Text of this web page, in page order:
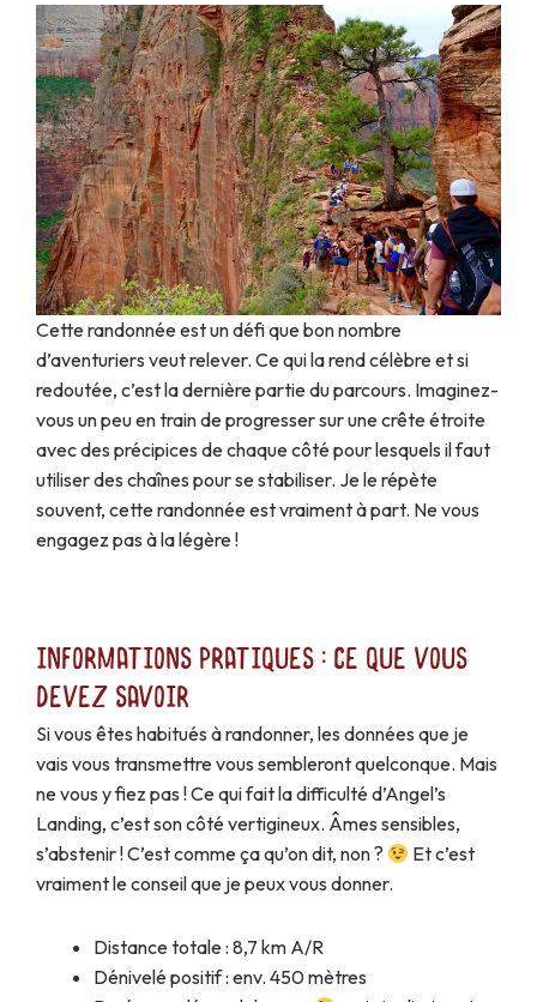
Cette randonnée est un défi que bon nombre
d’aventuriers veut relever. Ce qui la rend célèbre et si
redoutée, c’est la dernière partie du parcours. Imaginez-
vous un peu en train de progresser sur une crête étroite
avec des précipices de chaque côté pour lesquels il faut
utiliser des chaînes pour se stabiliser. Je le répète
souvent, cette randonnée est vraiment à part. Ne vous
engagez pas à la légère !
Informations pratiques : ce que vous
devez savoir
Si vous êtes habitués à randonner, les données que je
vais vous transmettre vous sembleront quelconque. Mais
ne vous y fiez pas ! Ce qui fait la difficulté d’Angel’s
Landing, c’est son côté vertigineux. Âmes sensibles,
s’abstenir ! C’est comme ça qu’on dit, non ?
Et c’est
vraiment le conseil que je peux vous donner.
Distance totale : 8,7 km A/R
Dénivelé positif : env. 450 mètres